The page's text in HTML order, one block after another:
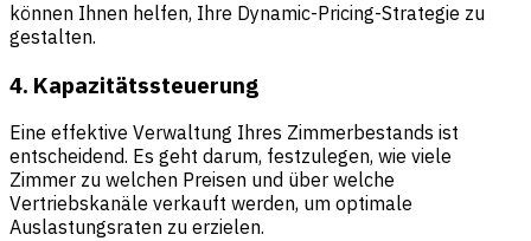
können Ihnen helfen, Ihre Dynamic-Pricing-Strategie zu
gestalten.
4. Kapazitätssteuerung
Eine effektive Verwaltung Ihres Zimmerbestands ist
entscheidend. Es geht darum, festzulegen, wie viele
Zimmer zu welchen Preisen und über welche
Vertriebskanäle verkauft werden, um optimale
Auslastungsraten zu erzielen.